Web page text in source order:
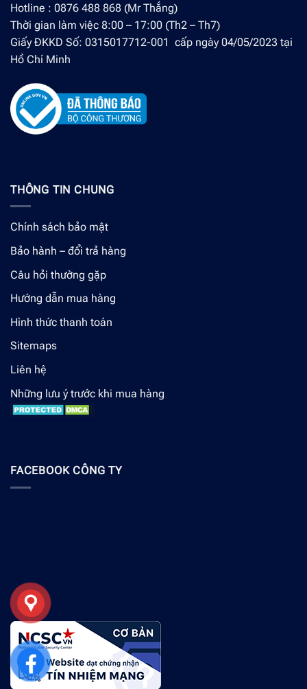
Hotline : 0876 488 868 (Mr Thắng)
Thời gian làm việc 8:00 – 17:00 (Th2 – Th7)
Giấy ĐKKD Số: 0315017712-001 cấp ngày 04/05/2023 tại
Hồ Chí Minh
THÔNG TIN CHUNG
Chính sách bảo mật
Bảo hành – đổi trả hàng
Câu hỏi thường gặp
Hướng dẫn mua hàng
Hình thức thanh toán
Sitemaps
Liên hệ
Những lưu ý trước khi mua hàng
FACEBOOK CÔNG TY